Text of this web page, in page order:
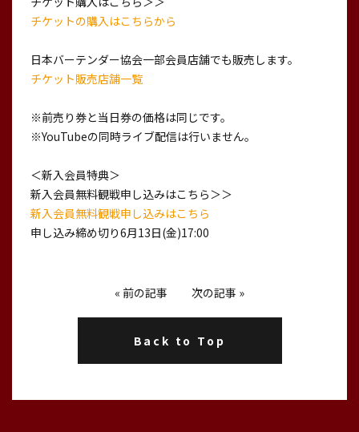
チケットの購入はこちらから
日本バーテンダー協会一部会員店舗でも販売します。
チケット販売店舗一覧
※前売り券と当日券の価格は同じです。
※YouTubeの同時ライブ配信は行いません。
＜新入会員特典＞
新入会員無料観戦申し込みはこちら＞＞
新入会員無料観戦申し込みはこちら
申し込み締め切り6月13日(金)17:00
« 前の記事 次の記事 »
Back to Top